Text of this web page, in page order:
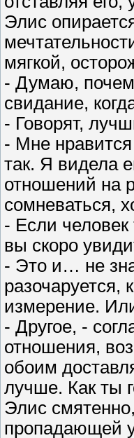
Элис
мягкой,
- Думаю,
свидание,
- Говорят,
- Мне
так. Я видела
отношений на
сомневаться,
- Если
вы скоро
- Это и… не
разочаруется,
измерение.
- Другое, -
отношения,
обоим
лучше. Как ты
Элис
пропадающей